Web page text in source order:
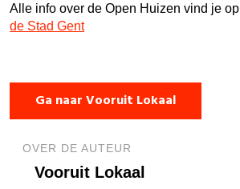
Alle info over de Open Huizen vind je op
de Stad Gent
Ga naar Vooruit Lokaal
OVER DE AUTEUR
Vooruit Lokaal